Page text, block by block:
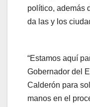
político, además
da las y los
“Estamos aquí
Gobernador del
Calderón para
manos en el